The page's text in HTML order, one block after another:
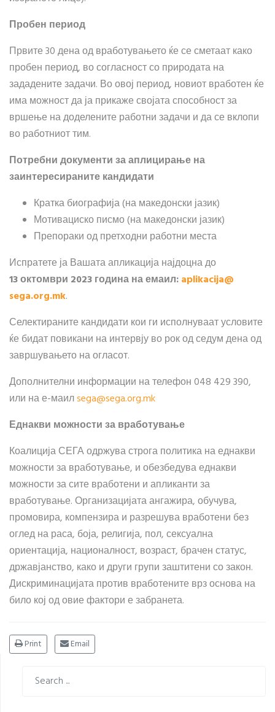
Пробен период
Првите 30 дена од вработувањето ќе се сметаат како
пробен период, во согласност со природата на
зададените задачи. Во овој период, новиот вработен ќе
има можност да ја прикаже својата способност за
вршење на доделените работни задачи и да се вклопи
во работниот тим.
Потребни документи за аплицирање на
заинтересираните кандидати
Кратка биографија (на македонски јазик)
Мотивациско писмо (на македонски јазик)
Препораки од претходни работни места
Испратете ја Вашата апликација најдоцна до
13 октомври 2023 година на емаил:aplikacija​@
sega.org.mk.
Селектираните кандидати кои ги исполнуваат условите
ќе бидат повикани на интервју во рок од седум дена од
завршувањето на огласот.
Дополнителни информации на телефон 048 429 390,
или на е-маилsega​@​sega.org.mk
Еднакви можности за вработување
Коалиција СЕГА одржува строга политика на еднакви
можности за вработување, и обезбедува еднакви
можности за сите вработени и апликанти за
вработување. Организацијата ангажира, обучува,
промовира, компензира и разрешува вработени без
оглед на раса, боја, религија, пол, сексуална
ориентација, националност, возраст, брачен статус,
државјанство, како и други групи заштитени со закон.
Дискриминацијата против вработените врз основа на
било кој од овие фактори е забранета.
Print Email